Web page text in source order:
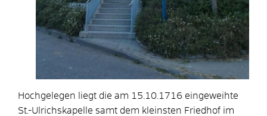
Hochgelegen liegt die am 15.10.1716 eingeweihte
St.-Ulrichskapelle samt dem kleinsten Friedhof im